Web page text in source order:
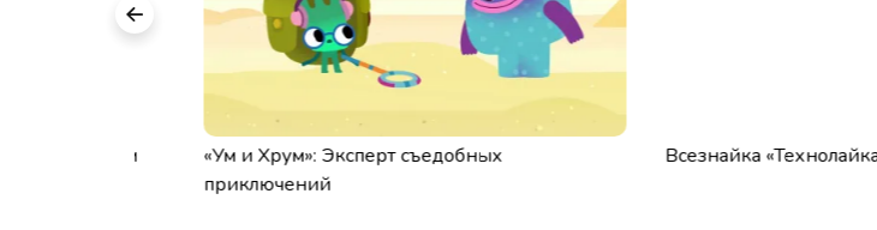
«Ум и Хрум»: Эксперт съедобных
приключений
Всезнайка «Технолайка!»